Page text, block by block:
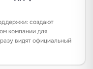
создают
компании для
видят официальный